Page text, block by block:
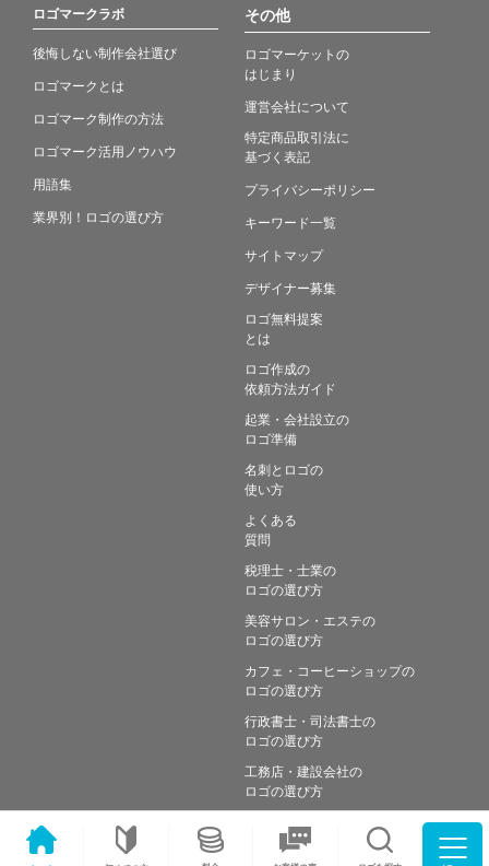
ロゴマークラボ
後悔しない制作会社選び
ロゴマークとは
ロゴマーク制作の方法
ロゴマーク活用ノウハウ
用語集
業界別！ロゴの選び方
その他
ロゴマーケットの
はじまり
運営会社について
特定商品取引法に
基づく表記
プライバシーポリシー
キーワード一覧
サイトマップ
デザイナー募集
ロゴ無料提案
とは
ロゴ作成の
依頼方法ガイド
起業・会社設立の
ロゴ準備
名刺とロゴの
使い方
よくある
質問
税理士・士業の
ロゴの選び方
美容サロン・エステの
ロゴの選び方
カフェ・コーヒーショップの
ロゴの選び方
行政書士・司法書士の
ロゴの選び方
工務店・建設会社の
ロゴの選び方